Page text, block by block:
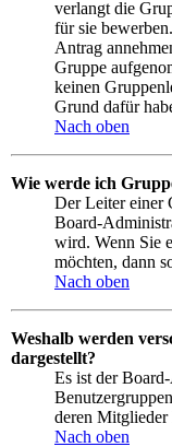
verlangt die
für sie
Antrag
Gruppe
keinen
Grund dafür
Nach oben
Wie werde ich
Der Leiter einer
Board-
wird. Wenn Sie
möchten, dann
Nach oben
Weshalb werden
dargestellt?
Es ist der
deren
Nach oben